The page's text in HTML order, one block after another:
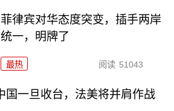
菲律宾对华态度突变，插手两岸
统一，明牌了
最热 阅读 51043
国一旦收台，法美将并肩作战